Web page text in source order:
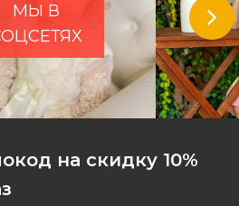
МЫ В
на скидку 10%